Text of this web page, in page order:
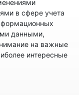
в сфере учета
данными,
на важные
интересные